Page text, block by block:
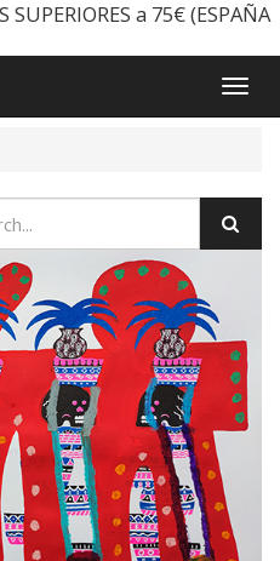
SUPERIORES a 75€ (ESPAÑA